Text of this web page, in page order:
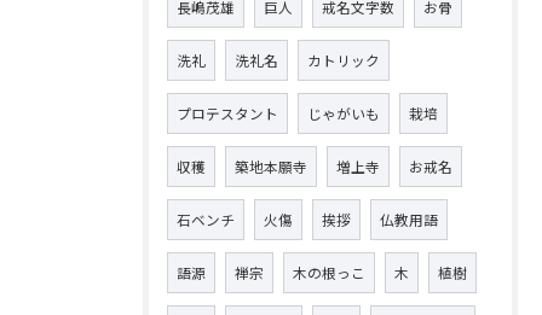
長嶋茂雄 巨人 戒名文字数 お骨
洗礼 洗礼名 カトリック
プロテスタント じゃがいも 栽培
収穫 築地本願寺 増上寺 お戒名
石ベンチ 火傷 挨拶 仏教用語
語源 禅宗 木の根っこ 木 植樹